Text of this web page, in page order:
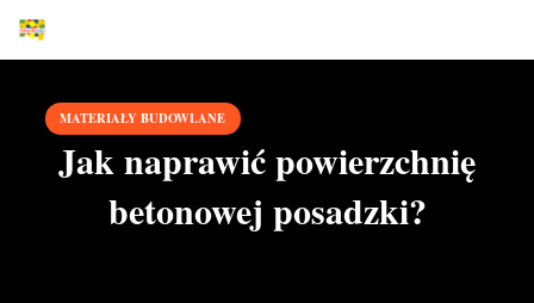
MATERIAŁY BUDOWLANE
Jak naprawić powierzchnię
betonowej posadzki?